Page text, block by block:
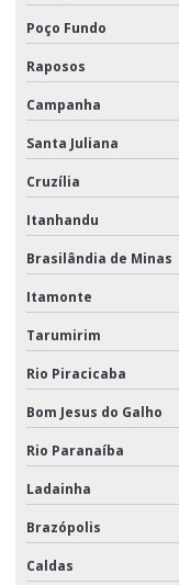
Poço Fundo
Raposos
Campanha
Santa Juliana
Cruzília
Itanhandu
Brasilândia de Minas
Itamonte
Tarumirim
Rio Piracicaba
Bom Jesus do Galho
Rio Paranaíba
Ladainha
Brazópolis
Caldas